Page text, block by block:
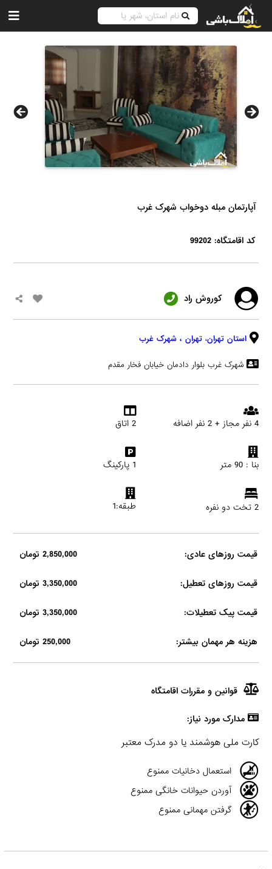
آپارتمان مبله دوخواب شهرک غرب
کد اقامتگاه: 99202
کوروش راد
استان تهران، تهران ، شهرک غرب
شهرک غرب بلوار دادمان خیابان فخار مقدم
4 نفر مجاز + 2 نفر اضافه 2 اتاق
بنا : 90 متر 1 پارکینگ
2 تخت دو نفره طبقه:1
قیمت روزهای عادی: 2,850,000 تومان
قیمت روزهای تعطیل: 3,350,000 تومان
قیمت پیک تعطیلات: 3,350,000 تومان
هزینه هر مهمان بیشتر: 250,000 تومان
قوانین و مقررات اقامتگاه
مدارک مورد نیاز:
کارت ملی هوشمند یا دو مدرک معتبر
استعمال دخانیات ممنوع
آوردن حیوانات خانگی ممنوع
گرفتن مهمانی ممنوع